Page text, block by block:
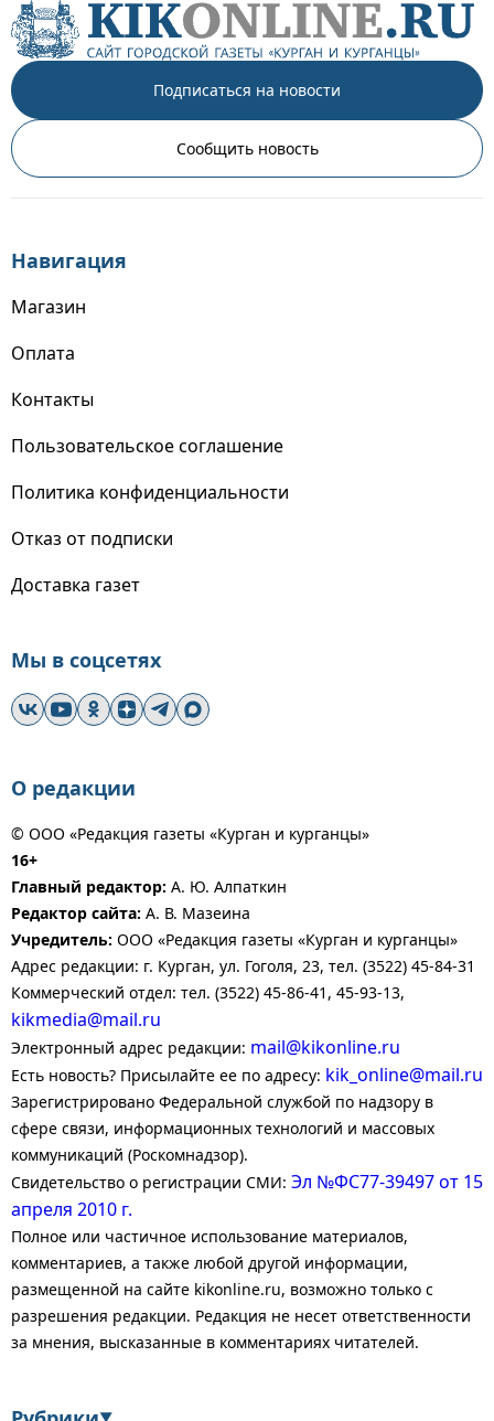
Подписаться на новости
Сообщить новость
Навигация
Магазин
Оплата
Контакты
Пользовательское соглашение
Политика конфиденциальности
Отказ от подписки
Доставка газет
Мы в соцсетях
О редакции
© ООО «Редакция газеты «Курган и курганцы»
16+
Главный редактор: А. Ю. Алпаткин
Редактор сайта: А. В. Мазеина
Учредитель: ООО «Редакция газеты «Курган и курганцы»
Адрес редакции: г. Курган, ул. Гоголя, 23, тел. (3522) 45-84-31
Коммерческий отдел: тел. (3522) 45-86-41, 45-93-13,
kikmedia@mail.ru
Электронный адрес редакции: mail@kikonline.ru
Есть новость? Присылайте ее по адресу: kik_online@mail.ru
Зарегистрировано Федеральной службой по надзору в
сфере связи, информационных технологий и массовых
коммуникаций (Роскомнадзор).
Свидетельство о регистрации СМИ: Эл №ФС77-39497 от 15
апреля 2010 г.
Полное или частичное использование материалов,
комментариев, а также любой другой информации,
размещенной на сайте kikonline.ru, возможно только с
разрешения редакции. Редакция не несет ответственности
за мнения, высказанные в комментариях читателей.
▼